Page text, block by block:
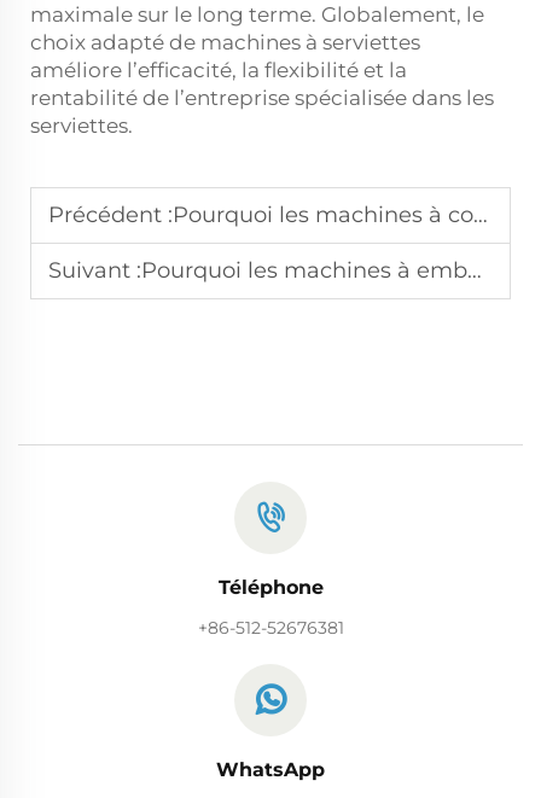
maximale sur le long terme. Globalement, le
choix adapté de machines à serviettes
améliore l’efficacité, la flexibilité et la
rentabilité de l’entreprise spécialisée dans les
serviettes.
Précédent :Pourquoi les machines à coudre automatisées réduisent-elles les coûts opérationnels
Suivant :Pourquoi les machines à emballage de serviettes à grande vitesse stimulent la rentabilité
Téléphone
+86-512-52676381
WhatsApp